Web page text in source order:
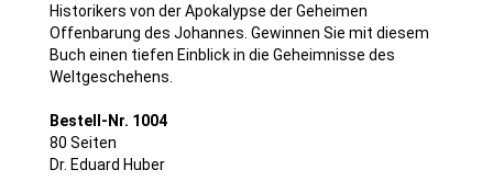
Historikers von der Apokalypse der Geheimen
Offenbarung des Johannes. Gewinnen Sie mit diesem
Buch einen tiefen Einblick in die Geheimnisse des
Weltgeschehens.
Bestell-Nr. 1004
80 Seiten
Dr. Eduard Huber